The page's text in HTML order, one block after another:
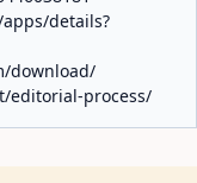
details?
download/
editorial-process/